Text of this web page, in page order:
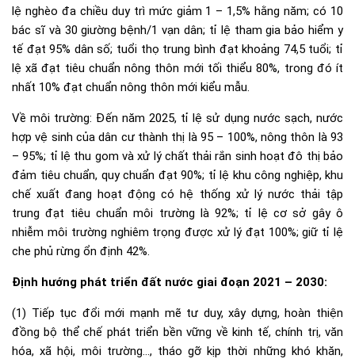
lệ nghèo đa chiều duy trì mức giảm 1 – 1,5% hằng năm; có 10
bác sĩ và 30 giường bệnh/1 vạn dân; tỉ lệ tham gia bảo hiểm y
tế đạt 95% dân số; tuổi thọ trung bình đạt khoảng 74,5 tuổi; tỉ
lệ xã đạt tiêu chuẩn nông thôn mới tối thiểu 80%, trong đó ít
nhất 10% đạt chuẩn nông thôn mới kiểu mẫu.
Về môi trường: Đến năm 2025, tỉ lệ sử dụng nước sạch, nước
hợp vệ sinh của dân cư thành thị là 95 – 100%, nông thôn là 93
– 95%; tỉ lệ thu gom và xử lý chất thải rắn sinh hoạt đô thị bảo
đảm tiêu chuẩn, quy chuẩn đạt 90%; tỉ lệ khu công nghiệp, khu
chế xuất đang hoạt động có hệ thống xử lý nước thải tập
trung đạt tiêu chuẩn môi trường là 92%; tỉ lệ cơ sở gây ô
nhiễm môi trường nghiêm trọng được xử lý đạt 100%; giữ tỉ lệ
che phủ rừng ổn định 42%.
Định hướng phát triển đất nước giai đoạn 2021 – 2030:
(1) Tiếp tục đổi mới mạnh mẽ tư duy, xây dựng, hoàn thiện
đồng bộ thể chế phát triển bền vững về kinh tế, chính trị, văn
hóa, xã hội, môi trường…, tháo gỡ kịp thời những khó khăn,